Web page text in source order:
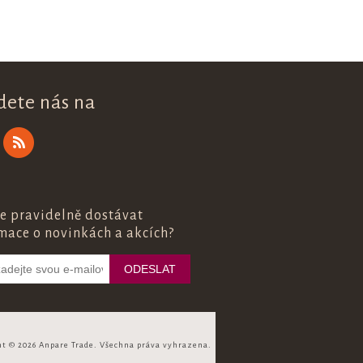
nás na
pravidelně dostávat
o novinkách a akcích?
© 2026 Anpare Trade. Všechna práva vyhrazena.